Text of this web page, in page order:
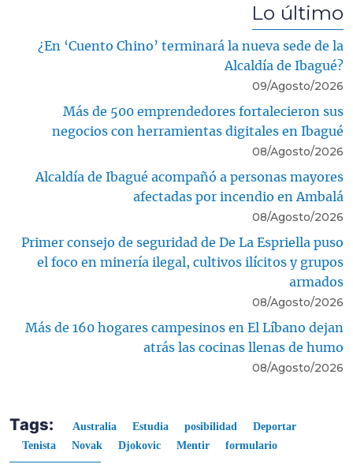
Lo último
¿En ‘Cuento Chino’ terminará la nueva sede de la
Alcaldía de Ibagué?
09/Agosto/2026
Más de 500 emprendedores fortalecieron sus
negocios con herramientas digitales en Ibagué
08/Agosto/2026
Alcaldía de Ibagué acompañó a personas mayores
afectadas por incendio en Ambalá
08/Agosto/2026
Primer consejo de seguridad de De La Espriella puso
el foco en minería ilegal, cultivos ilícitos y grupos
armados
08/Agosto/2026
Más de 160 hogares campesinos en El Líbano dejan
atrás las cocinas llenas de humo
08/Agosto/2026
Tags: Australia Estudia posibilidad
Deportar
Tenista
Novak Djokovic Mentir formulario